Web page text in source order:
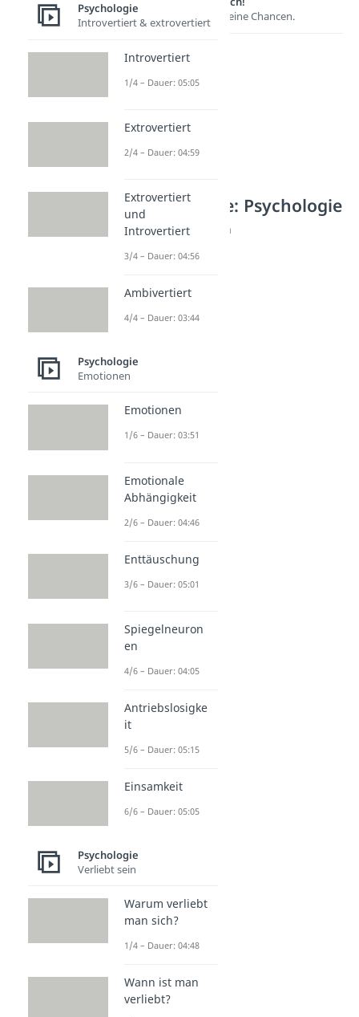
Entdecke hier deine Chancen.
Weitere Inhalte: Psychologie
Arten von Beziehungen
Dauer: 02:57
Dauer: 03:47
Seelenverwandte
Psychologie
Introvertiert & extrovertiert
Introvertiert
1/4 – Dauer: 05:05
Extrovertiert
2/4 – Dauer: 04:59
Extrovertiert
und
Introvertiert
3/4 – Dauer: 04:56
Ambivertiert
4/4 – Dauer: 03:44
Psychologie
Emotionen
Emotionen
1/6 – Dauer: 03:51
Emotionale
Abhängigkeit
2/6 – Dauer: 04:46
Enttäuschung
3/6 – Dauer: 05:01
Spiegelneuron
en
4/6 – Dauer: 04:05
Antriebslosigke
it
5/6 – Dauer: 05:15
Einsamkeit
6/6 – Dauer: 05:05
Psychologie
Verliebt sein
Warum verliebt
man sich?
1/4 – Dauer: 04:48
Wann ist man
verliebt?